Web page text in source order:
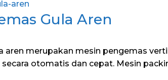
Gula Aren
aren merupakan mesin pengemas
otomatis dan cepat. Mesin